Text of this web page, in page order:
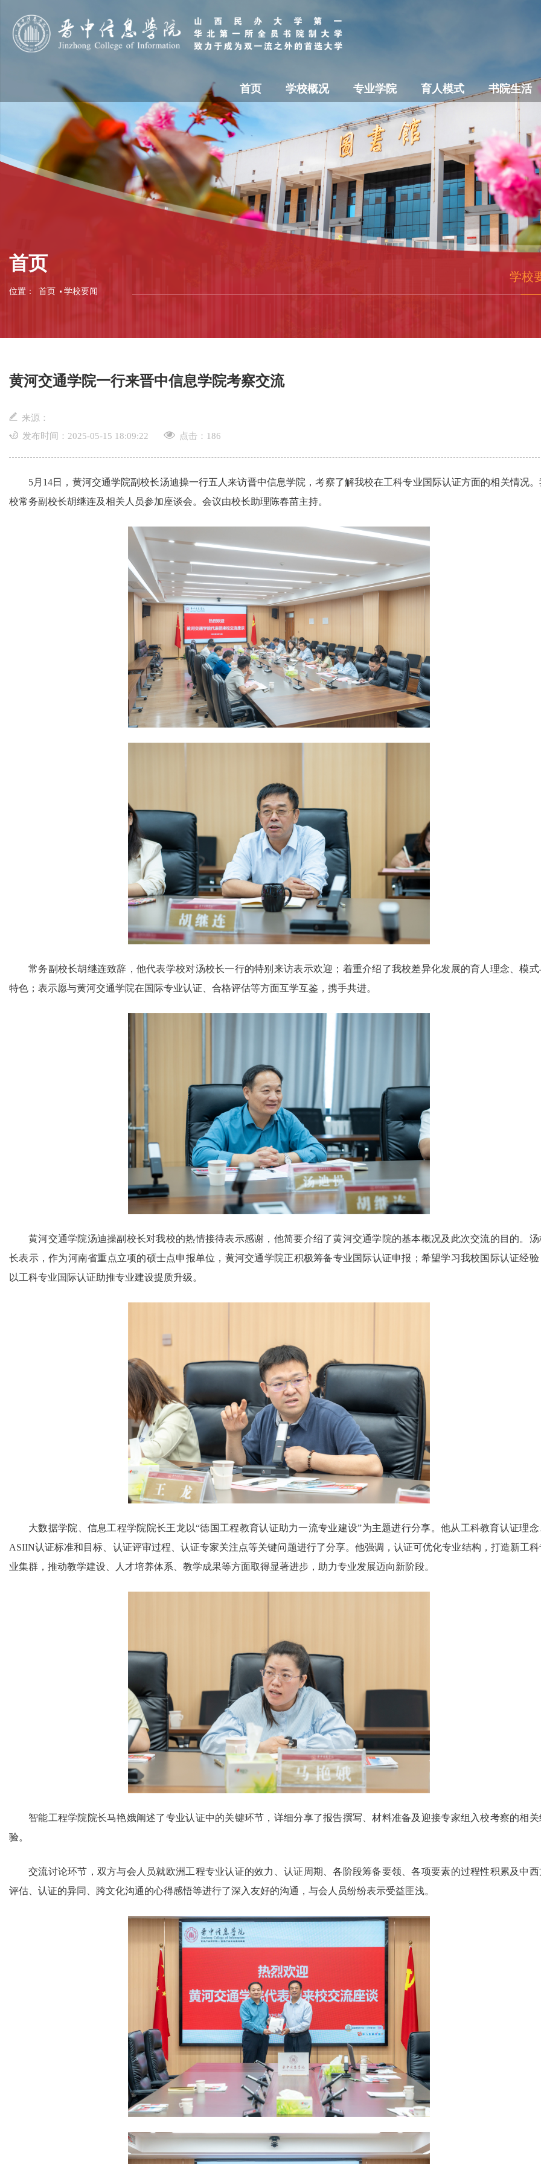
首页 学校概况 专业学院 育人模式 书院生活
首页
位置： 首页 学校要闻
学校
黄河交通学院一行来晋中信息学院考察交流
来源：
发布时间：2025-05-15 18:09:22
点击： 186
5月14日，黄河交通学院副校长汤迪操一行五人来访晋中信息学院，考察了解我校在工科专业国际认证方面的相关情况。
校常务副校长胡继连及相关人员参加座谈会。会议由校长助理陈春苗主持。
常务副校长胡继连致辞，他代表学校对汤校长一行的特别来访表示欢迎；着重介绍了我校差异化发展的育人理念、模式
特色；表示愿与黄河交通学院在国际专业认证、合格评估等方面互学互鉴，携手共进。
黄河交通学院汤迪操副校长对我校的热情接待表示感谢，他简要介绍了黄河交通学院的基本概况及此次交流的目的。汤
长表示，作为河南省重点立项的硕士点申报单位，黄河交通学院正积极筹备专业国际认证申报；希望学习我校国际认证经验
以工科专业国际认证助推专业建设提质升级。
大数据学院、信息工程学院院长王龙以“德国工程教育认证助力一流专业建设”为主题进行分享。他从工科教育认证理念
ASIIN认证标准和目标、认证评审过程、认证专家关注点等关键问题进行了分享。他强调，认证可优化专业结构，打造新工科
业集群，推动教学建设、人才培养体系、教学成果等方面取得显著进步，助力专业发展迈向新阶段。
智能工程学院院长马艳娥阐述了专业认证中的关键环节，详细分享了报告撰写、材料准备及迎接专家组入校考察的相关
验。
交流讨论环节，双方与会人员就欧洲工程专业认证的效力、认证周期、各阶段筹备要领、各项要素的过程性积累及中西
评估、认证的异同、跨文化沟通的心得感悟等进行了深入友好的沟通，与会人员纷纷表示受益匪浅。